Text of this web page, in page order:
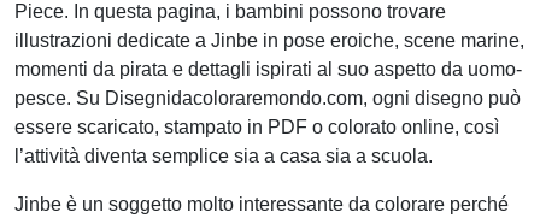
Piece. In questa pagina, i bambini possono trovare
illustrazioni dedicate a Jinbe in pose eroiche, scene marine,
momenti da pirata e dettagli ispirati al suo aspetto da uomo-
pesce. Su Disegnidacoloraremondo.com, ogni disegno può
essere scaricato, stampato in PDF o colorato online, così
l’attività diventa semplice sia a casa sia a scuola.
Jinbe è un soggetto molto interessante da colorare perché